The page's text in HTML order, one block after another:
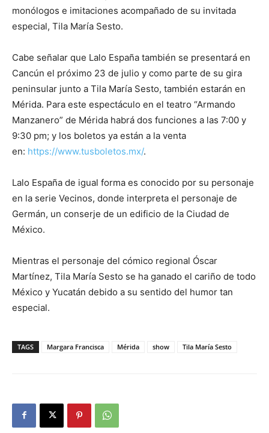
monólogos e imitaciones acompañado de su invitada
especial, Tila María Sesto.
Cabe señalar que Lalo España también se presentará en
Cancún el próximo 23 de julio y como parte de su gira
peninsular junto a Tila María Sesto, también estarán en
Mérida. Para este espectáculo en el teatro “Armando
Manzanero” de Mérida habrá dos funciones a las 7:00 y
9:30 pm; y los boletos ya están a la venta
en: https://www.tusboletos.mx/.
Lalo España de igual forma es conocido por su personaje
en la serie Vecinos, donde interpreta el personaje de
Germán, un conserje de un edificio de la Ciudad de
México.
Mientras el personaje del cómico regional Óscar
Martínez, Tila María Sesto se ha ganado el cariño de todo
México y Yucatán debido a su sentido del humor tan
especial.
TAGS Margara Francisca Mérida show Tila María Sesto